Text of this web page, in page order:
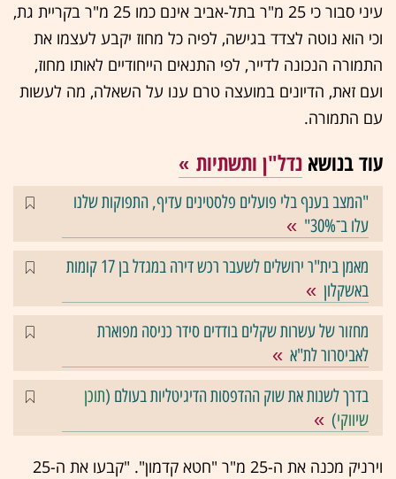
עיני סבור כי 25 מ"ר בתל-אביב אינם כמו 25 מ"ר בקריית גת,
וכי הוא נוטה לצדד בגישה, לפיה כל מחוז יקבע לעצמו את
התמורה הנכונה לדייר, לפי התנאים הייחודיים לאותו מחוז,
ועם זאת, הדיונים במועצה טרם ענו על השאלה, מה לעשות
עם התמורה.
עוד בנושא נדל"ן ותשתיות
"המצב בענף בלי פועלים פלסטינים עדיף, התפוקות שלנו
עלו ב־30%"
מאמן בית"ר ירושלים לשעבר רכש דירה במגדל בן 17 קומות
באשקלון
מחזור של עשרות שקלים בודדים סידר כניסה מפוארת
לאביסרור לת"א
בדרך לשנות את שוק ההדפסות הדיגיטליות בעולם (תוכן
שיווקי)
וירניק מכנה את ה-25 מ"ר "חטא קדמון". "קבעו את ה-25